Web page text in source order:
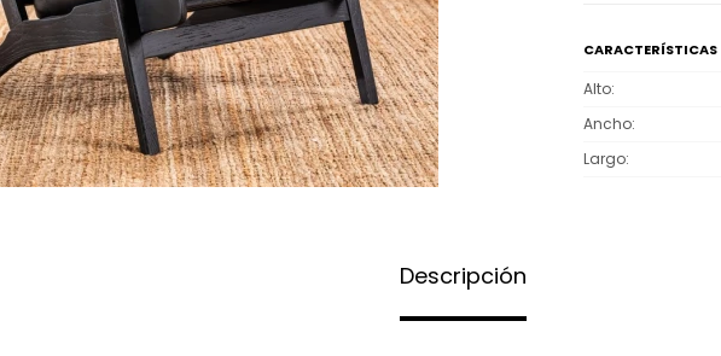
CARACTERÍSTICAS
Alto
Ancho
Largo
Descripción